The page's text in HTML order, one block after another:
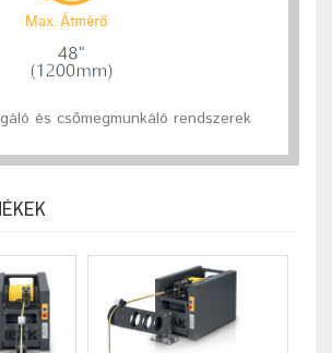
és csőmegmunkáló rendszerek